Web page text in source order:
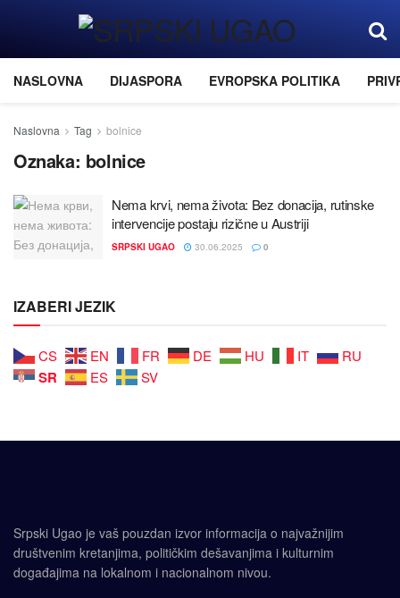
NASLOVNA DIJASPORA EVROPSKA POLITIKA
Naslovna Tag bolnice
Oznaka: bolnice
Nema krvi, nema života: Bez donaciјa, rutinske
intervenciјe postaјu rizične u Austriјi
SRPSKI UGAO 30.06.2025 0
IZABERI JEZIK
CS EN FR DE HU IT RU
SR ES SV
Srpski Ugao je vaš pouzdan izvor informacija o najvažnijim
društvenim kretanjima, političkim dešavanjima i kulturnim
događajima na lokalnom i nacionalnom nivou.